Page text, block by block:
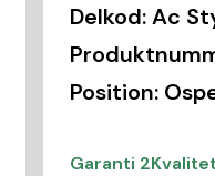
Delkod: Ac
Position:
Garanti 2